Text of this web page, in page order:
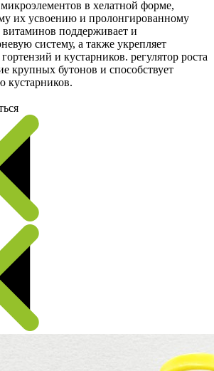
в хелатной форме,
их усвоению и пролонгированному
поддерживает и
систему, а также укрепляет
и кустарников. регулятор роста
крупных бутонов и способствует
кустарников.